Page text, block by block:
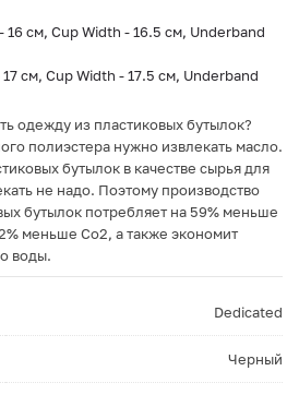
см, Cup Width - 16.5 см, Underband
см, Cup Width - 17.5 см, Underband
одежду из пластиковых бутылок?
полиэстера нужно извлекать масло.
бутылок в качестве сырья для
не надо. Поэтому производство
бутылок потребляет на 59% меньше
меньше Co2, а также экономит
воды.
Dedicated
Черный